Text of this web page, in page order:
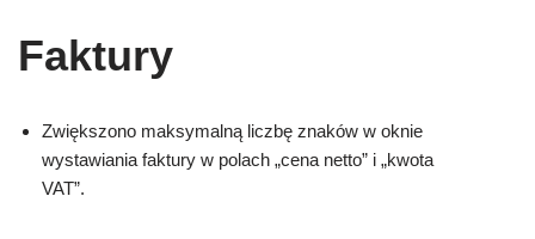
Faktury
Zwiększono maksymalną liczbę znaków w oknie
wystawiania faktury w polach „cena netto” i „kwota
VAT”.